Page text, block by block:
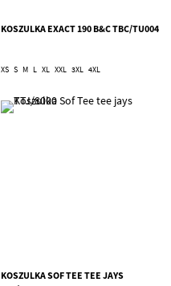
KOSZULKA EXACT 190 B&C TBC/TU004
XS S M L XL XXL 3XL 4XL
KOSZULKA SOF TEE TEE JAYS